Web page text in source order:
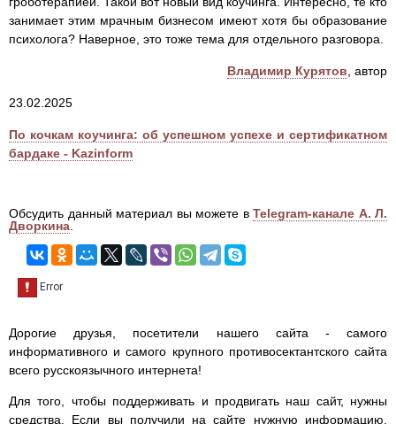
занимает этим мрачным бизнесом имеют хотя бы образование
психолога? Наверное, это тоже тема для отдельного разговора.
Владимир Курятов , автор
23.02.2025
По кочкам коучинга: об успешном успехе и сертификатном
бардаке - Kazinform
Обсудить данный материал вы можете в Telegram-канале А. Л.
Дворкина
Дорогие друзья, посетители нашего сайта - самого
информативного и самого крупного противосектантского сайта
всего русскоязычного интернета!
Для того, чтобы поддерживать и продвигать наш сайт, нужны
средства. Если вы получили на сайте нужную информацию,